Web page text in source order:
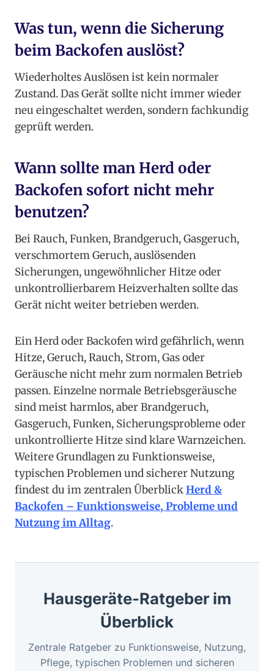
Was tun, wenn die Sicherung
beim Backofen auslöst?
Wiederholtes Auslösen ist kein normaler
Zustand. Das Gerät sollte nicht immer wieder
neu eingeschaltet werden, sondern fachkundig
geprüft werden.
Wann sollte man Herd oder
Backofen sofort nicht mehr
benutzen?
Bei Rauch, Funken, Brandgeruch, Gasgeruch,
verschmortem Geruch, auslösenden
Sicherungen, ungewöhnlicher Hitze oder
unkontrollierbarem Heizverhalten sollte das
Gerät nicht weiter betrieben werden.
Ein Herd oder Backofen wird gefährlich, wenn
Hitze, Geruch, Rauch, Strom, Gas oder
Geräusche nicht mehr zum normalen Betrieb
passen. Einzelne normale Betriebsgeräusche
sind meist harmlos, aber Brandgeruch,
Gasgeruch, Funken, Sicherungsprobleme oder
unkontrollierte Hitze sind klare Warnzeichen.
Weitere Grundlagen zu Funktionsweise,
typischen Problemen und sicherer Nutzung
findest du im zentralen ÜberblickHerd &
Backofen – Funktionsweise, Probleme und
Nutzung im Alltag.
Hausgeräte-Ratgeber im
Überblick
Zentrale Ratgeber zu Funktionsweise, Nutzung,
Pflege, typischen Problemen und sicheren